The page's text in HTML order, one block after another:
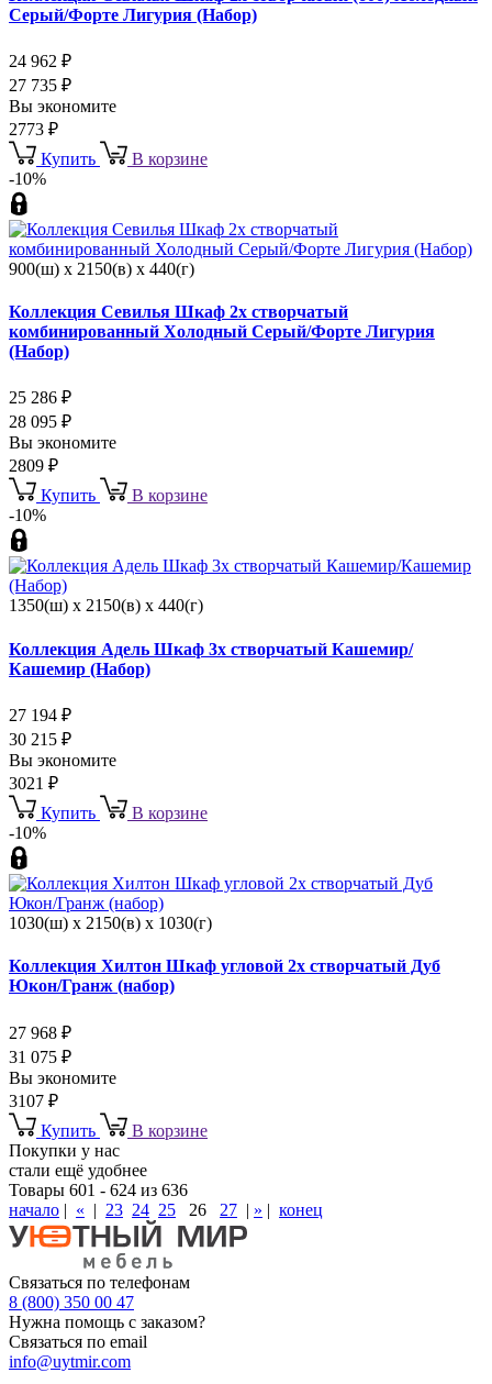
Серый/Форте Лигурия (Набор)
24 962 ₽
27 735 ₽
Вы экономите
2773 ₽
Купить
В корзине
-10%
900(ш) x 2150(в) x 440(г)
Коллекция Севилья Шкаф 2х створчатый
комбинированный Холодный Серый/Форте Лигурия
(Набор)
25 286 ₽
28 095 ₽
Вы экономите
2809 ₽
Купить
В корзине
-10%
1350(ш) x 2150(в) x 440(г)
Коллекция Адель Шкаф 3х створчатый Кашемир/
Кашемир (Набор)
27 194 ₽
30 215 ₽
Вы экономите
3021 ₽
Купить
В корзине
-10%
1030(ш) x 2150(в) x 1030(г)
Коллекция Хилтон Шкаф угловой 2х створчатый Дуб
Юкон/Гранж (набор)
27 968 ₽
31 075 ₽
Вы экономите
3107 ₽
Купить
В корзине
Покупки у нас
стали ещё удобнее
Товары 601 - 624 из 636
начало | « | 23 24 25 26 27 | » | конец
Связаться по телефонам
8 (800) 350 00 47
Нужна помощь с заказом?
Связаться по email
info@uytmir.com